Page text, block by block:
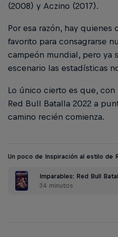
(2008) y Aczino (2017).
Por esa razón, hay quienes
favorito para consagrarse
campeón mundial, pero ya
escenario las estadísticas
Lo único cierto es que,
Red Bull Batalla 2022 a
camino recién comienza.
Un poco de Inspiración al estilo de
Imparables: Red Bull
34 minutos